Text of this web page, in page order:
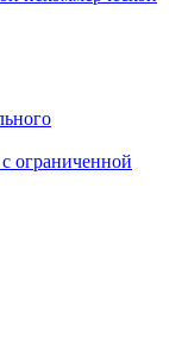
ограниченной